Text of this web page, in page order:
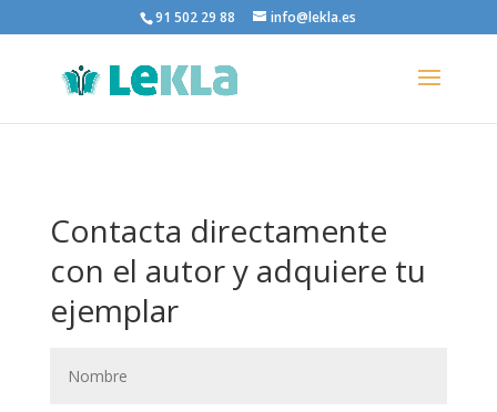
91 502 29 88 info@lekla.es
Contacta directamente
con el autor y adquiere tu
ejemplar